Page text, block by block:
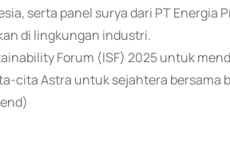
serta panel surya dari PT Energia
di lingkungan industri.
Forum (ISF) 2025 untuk
cita Astra untuk sejahtera bersama